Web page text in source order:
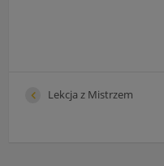
Lekcja z Mistrzem